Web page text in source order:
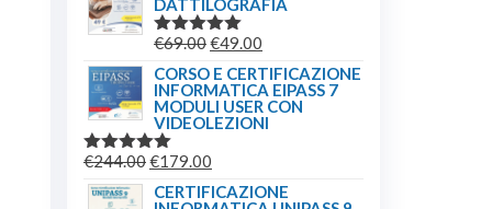
ORIGINALE
ERA:
ATTUALE
È:
DATTILOGRAFIA
VALUTATO
€69.00IL
PREZZO
ORIGINALE
ERA:
€49.00
PREZZO
ATTUALE
È:
CORSO E CERTIFICAZIONE
INFORMATICA EIPASS 7
MODULI USER CON
VIDEOLEZIONI
VALUTATO
5.00SU 5
€244.00IL
PREZZO
€179.00
PREZZO
CERTIFICAZIONE